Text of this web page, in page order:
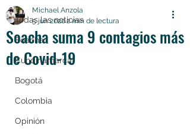
Todas las noticias
Soacha
Cundinamarca
Bogotá
Colombia
Opinión
Soacha suma 9 contagios más
de Covid-19
Michael Anzola
5 jun 20202 min de lectura